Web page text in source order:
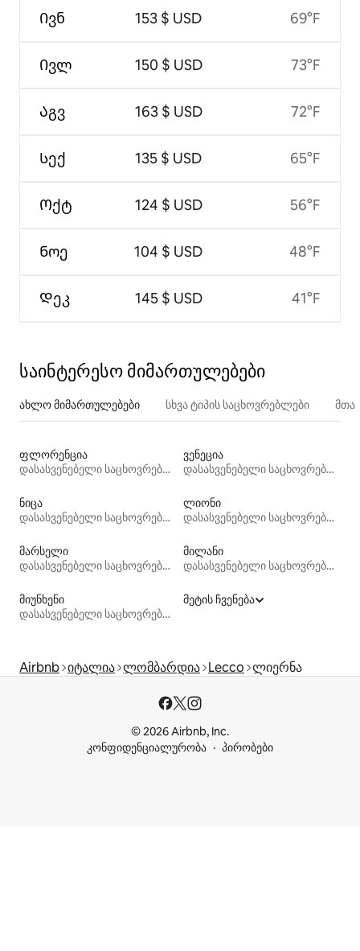
Ივნ
Ივლ
Აგვ
Სექ
Ოქტ
Ნოე
Დეკ
153 $ USD
150 $ USD
163 $ USD
135 $ USD
124 $ USD
104 $ USD
145 $ USD
69°F
73°F
72°F
65°F
56°F
48°F
41°F
საინტერესო მიმართულებები
ახლო მიმართულებები სხვა ტიპის საცხოვრებლები
ფლორენცია
დასასვენებელი საცხოვრებლები
ვენეცია
დასასვენებელი საცხოვრებლები
ნიცა
დასასვენებელი საცხოვრებლები
ლიონი
დასასვენებელი საცხოვრებლები
მარსელი
დასასვენებელი საცხოვრებლები
მილანი
დასასვენებელი საცხოვრებლები
მიუნხენი
დასასვენებელი საცხოვრებლები
მეტის ჩვენება
Airbnb იტალია ლომბარდია Lecco ლიერნა
© 2026 Airbnb, Inc.
კონფიდენციალურობა
პირობები